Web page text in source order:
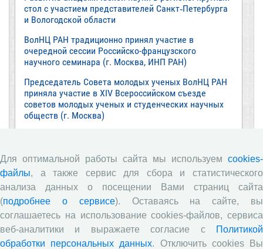
стол с участием представителей Санкт‑Петербурга
и Вологодской области
ВолНЦ РАН традиционно принял участие в
очередной сессии Российско-французского
научного семинара (г. Москва, ИНП РАН)
Председатель Совета молодых ученых ВолНЦ РАН
приняла участие в XIV Всероссийском съезде
советов молодых ученых и студенческих научных
обществ (г. Москва)
оценок: результаты опроса 2025 года
Все сообщения »
Обзор научных публикаций
Е.В. Лукин: обзор заметки «Вологодчина
Для оптимальной работы сайта мы используем cookies-
файлы, а также сервис для сбора и статистического
анализа данных о посещении Вами страниц сайта
(подробнее о сервисе). Оставаясь на сайте, вы
соглашаетесь на использование cookies-файлов, сервиса
веб-аналитики и выражаете согласие с
Политикой
обработки персональных данных. Отключить cookies Вы